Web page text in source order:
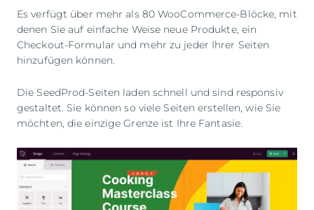
Es verfügt über mehr als 80 WooCommerce-Blöcke, mit
denen Sie auf einfache Weise neue Produkte, ein
Checkout-Formular und mehr zu jeder Ihrer Seiten
hinzufügen können.
Die SeedProd-Seiten laden schnell und sind responsiv
gestaltet. Sie können so viele Seiten erstellen, wie Sie
möchten, die einzige Grenze ist Ihre Fantasie.